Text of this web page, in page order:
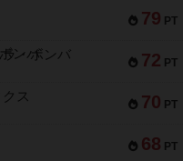
79 PT
72 PT
・ボンバ
70 PT
ス
68 PT